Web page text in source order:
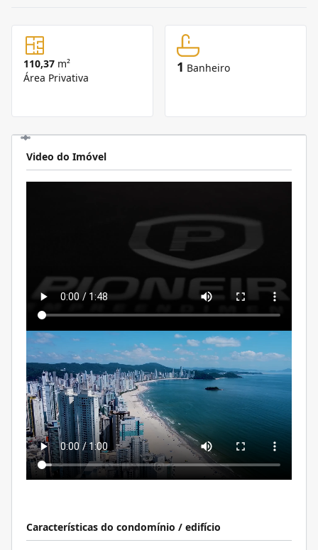
110,37 m²
Área Privativa
1 Banheiro
Video do Imóvel
Características do condomínio / edifício